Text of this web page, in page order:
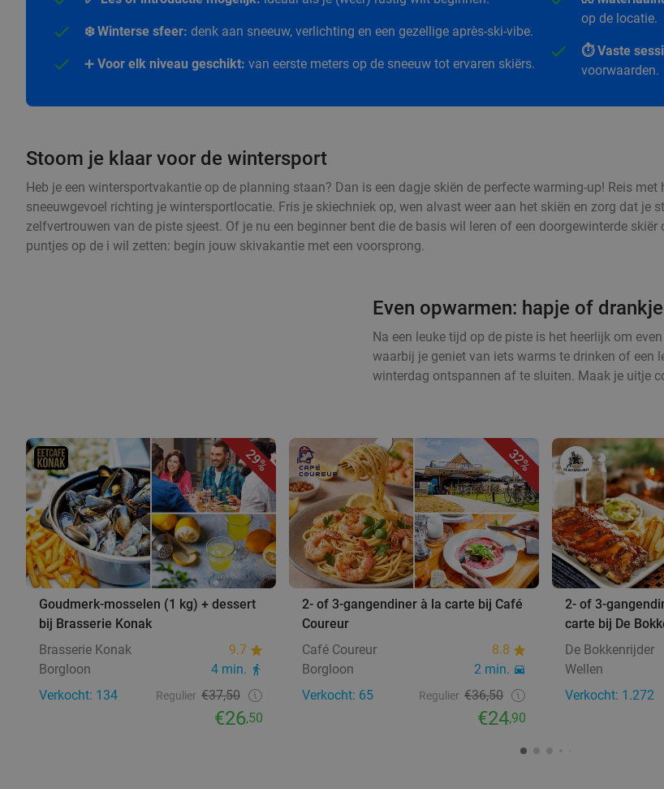
❄️ Winterse sfeer: denk aan sneeuw, verlichting en een gezellige après-ski-vibe.
➕ Voor elk niveau geschikt: van eerste meters op de sneeuw tot ervaren skiërs.
op de locatie.
⏱️ Vaste
voorwaarden.
Stoom je klaar voor de wintersport
Heb je een wintersportvakantie op de planning staan? Dan is een dagje skiën de perfecte warming-up! Reis met
sneeuwgevoel richting je wintersportlocatie. Fris je skiechniek op, wen alvast weer aan het skiën en zorg dat je
zelfvertrouwen van de piste sjeest. Of je nu een beginner bent die de basis wil leren of een doorgewinterde skiër
puntjes op de i wil zetten: begin jouw skivakantie met een voorsprong.
Even opwarmen: hapje of
Na een leuke tijd op de piste is het heerlijk om
waarbij je geniet van iets warms te drinken of een
winterdag ontspannen af te sluiten. Maak je uitje
29%
Goudmerk-mosselen (1 kg) + dessert
bij Brasserie Konak
Brasserie Konak
9.7
Borgloon
4 min.
Verkocht: 134
Regulier €37,50
€26,50
32%
2- of 3-gangendiner à la carte bij Café
Coureur
Café Coureur
8.8
Borgloon
2 min.
Verkocht: 65
Regulier €36,50
€24,90
2- of 3-
carte bij De
De Bokkenrijder
Wellen
Verkocht: 1.272